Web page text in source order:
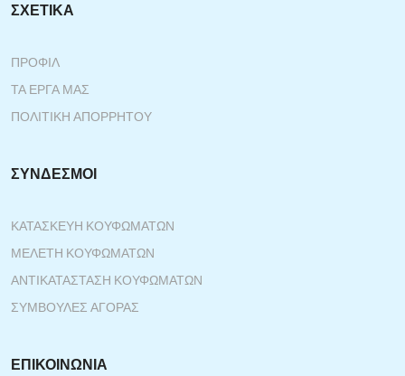
ΣΧΕΤΙΚΆ
ΠΡΟΦΊΛ
ΤΑ ΈΡΓΑ ΜΑΣ
ΠΟΛΙΤΙΚΉ ΑΠΟΡΡΉΤΟΥ
ΣΎΝΔΕΣΜΟΙ
ΚΑΤΑΣΚΕΥΉ ΚΟΥΦΩΜΆΤΩΝ
ΜΕΛΈΤΗ ΚΟΥΦΩΜΆΤΩΝ
ΑΝΤΙΚΑΤΆΣΤΑΣΗ ΚΟΥΦΩΜΆΤΩΝ
ΣΥΜΒΟΥΛΈΣ ΑΓΟΡΆΣ
ΕΠΙΚΟΙΝΩΝΊΑ